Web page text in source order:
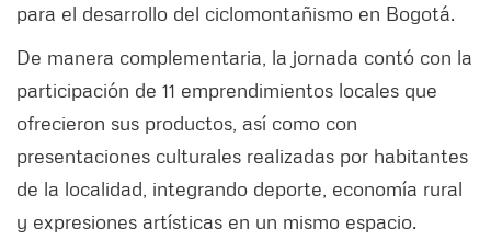
para el desarrollo del ciclomontañismo en Bogotá.
De manera complementaria, la jornada contó con la
participación de 11 emprendimientos locales que
ofrecieron sus productos, así como con
presentaciones culturales realizadas por habitantes
de la localidad, integrando deporte, economía rural
y expresiones artísticas en un mismo espacio.